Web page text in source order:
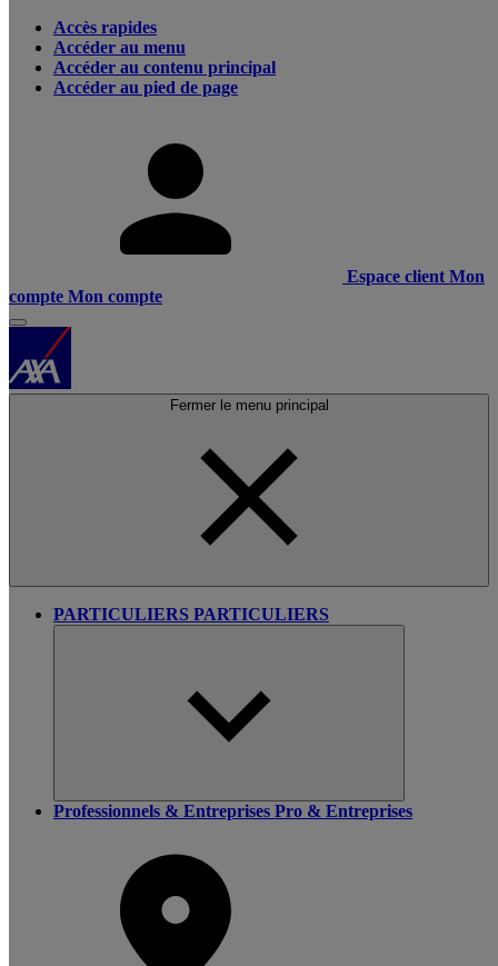
Accès rapides
Accéder au menu
Accéder au contenu principal
Accéder au pied de page
Espace client Mon
compte Mon compte
Fermer le menu principal
PARTICULIERS PARTICULIERS
Professionnels & Entreprises Pro & Entreprises